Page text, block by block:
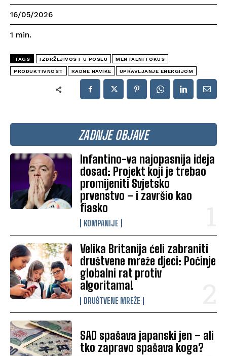
ZADNJE OBJAVE
Infantino-va najopasnija ideja
dosad: Projekt koji je trebao
promijeniti Svjetsko
prvenstvo – i završio kao
fiasko
KOMPANIJE
Velika Britanija ćeli zabraniti
društvene mreže djeci: Počinje
globalni rat protiv
algoritama!
DRUŠTVENE MREŽE
SAD spašava japanski jen – ali
tko zapravo spašava koga?
16/05/2026
1 min.
TAGS IZDRŽLJIVOST U POSLU MENTALNI FOKUS
PRODUKTIVNOST RADNE NAVIKE UPRAVLJANJE ENERGIJOM